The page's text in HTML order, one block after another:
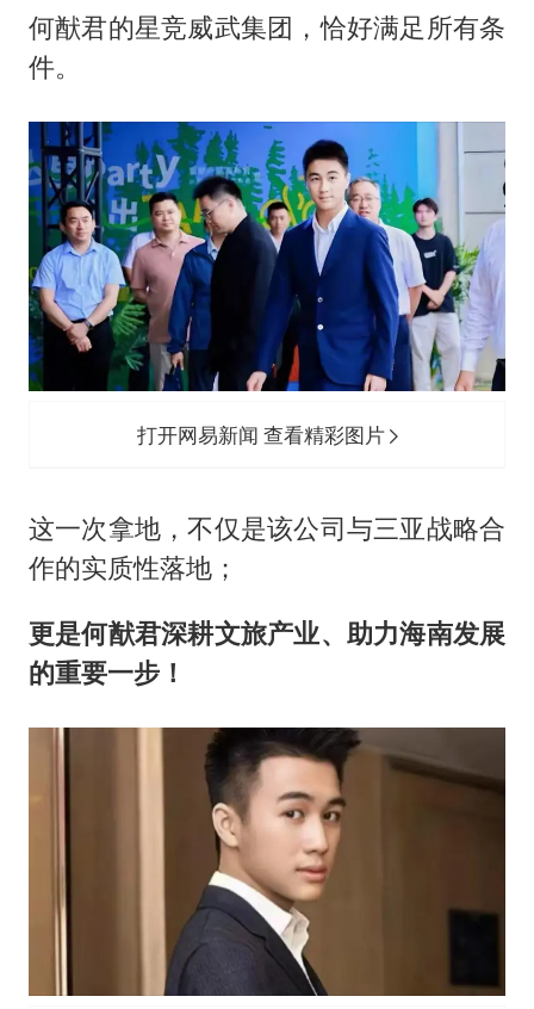
何猷君的星竞威武集团，恰好满足所有条
件。
打开网易新闻 查看精彩图片
这一次拿地，不仅是该公司与三亚战略合
作的实质性落地；
更是何猷君深耕文旅产业、助力海南发展
的重要一步！